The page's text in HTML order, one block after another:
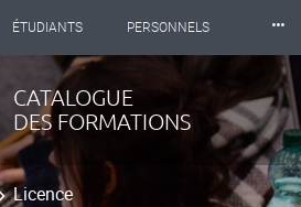
ÉTUDIANTS PERSONNELS
BIBLIOTHÈQUES
2
⸱⸱⸱
CATALOGUE
DES FORMATIONS
Licence